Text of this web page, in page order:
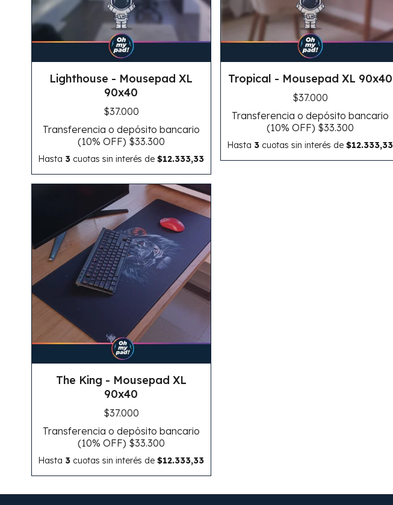
Lighthouse - Mousepad XL
90x40
$37.000
Transferencia o depósito bancario
(10% OFF) $33.300
Hasta 3 cuotas sin interés de$12.333,33
Tropical - Mousepad XL 90x40
$37.000
Transferencia o depósito bancario
(10% OFF) $33.300
Hasta 3 cuotas sin interés de$12.333,33
The King - Mousepad XL
90x40
$37.000
Transferencia o depósito bancario
(10% OFF) $33.300
Hasta 3 cuotas sin interés de$12.333,33